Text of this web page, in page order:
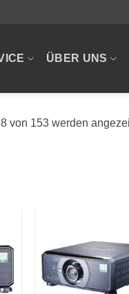
ÜBER UNS
von 153 werden